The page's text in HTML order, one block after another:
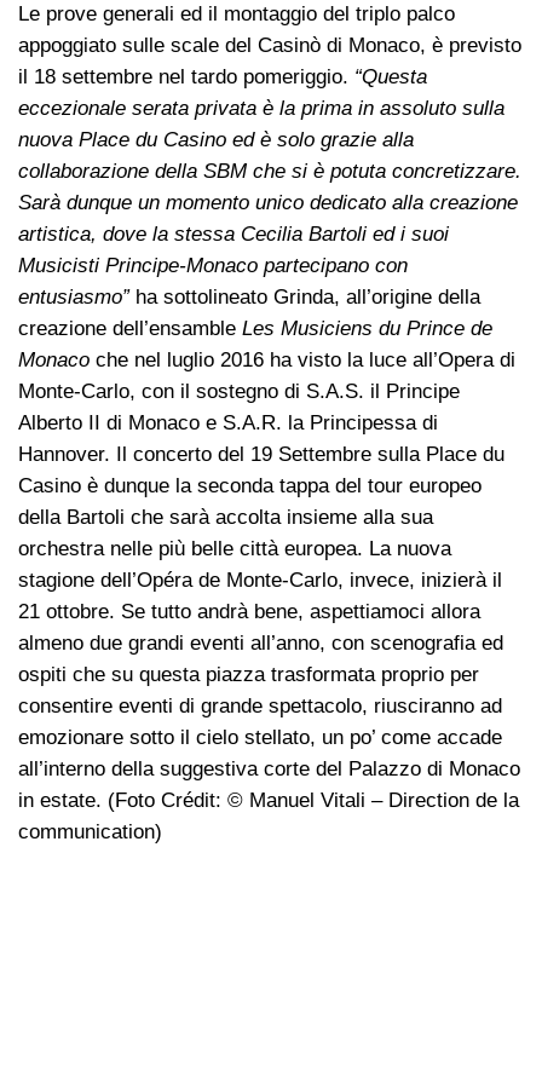
Le prove generali ed il montaggio del triplo palco
appoggiato sulle scale del Casinò di Monaco, è previsto
il 18 settembre nel tardo pomeriggio. “Questa
eccezionale serata privata è la prima in assoluto sulla
nuova Place du Casino ed è solo grazie alla
collaborazione della SBM che si è potuta concretizzare.
Sarà dunque un momento unico dedicato alla creazione
artistica, dove la stessa Cecilia Bartoli ed i suoi
Musicisti Principe-Monaco partecipano con
entusiasmo”ha sottolineato Grinda, all’origine della
creazione dell’ensamble Les Musiciens du Prince de
Monaco che nel luglio 2016 ha visto la luce all’Opera di
Monte-Carlo, con il sostegno di S.A.S. il Principe
Alberto II di Monaco e S.A.R. la Principessa di
Hannover. Il concerto del 19 Settembre sulla Place du
Casino è dunque la seconda tappa del tour europeo
della Bartoli che sarà accolta insieme alla sua
orchestra nelle più belle città europea. La nuova
stagione dell’Opéra de Monte-Carlo, invece, inizierà il
21 ottobre. Se tutto andrà bene, aspettiamoci allora
almeno due grandi eventi all’anno, con scenografia ed
ospiti che su questa piazza trasformata proprio per
consentire eventi di grande spettacolo, riusciranno ad
emozionare sotto il cielo stellato, un po’ come accade
all’interno della suggestiva corte del Palazzo di Monaco
in estate. (Foto Crédit: © Manuel Vitali – Direction de la
communication)